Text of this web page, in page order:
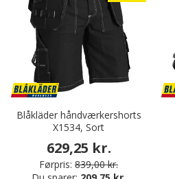
Blåkläder håndværkershorts
X1534, Sort
629,25 kr.
Førpris: 839,00 kr.